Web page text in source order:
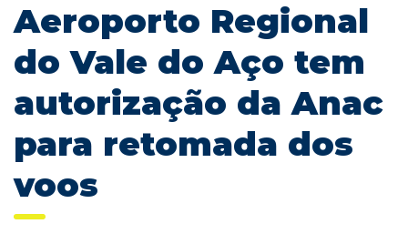
Aeroporto Regional
do Vale do Aço tem
autorização da Anac
para retomada dos
voos